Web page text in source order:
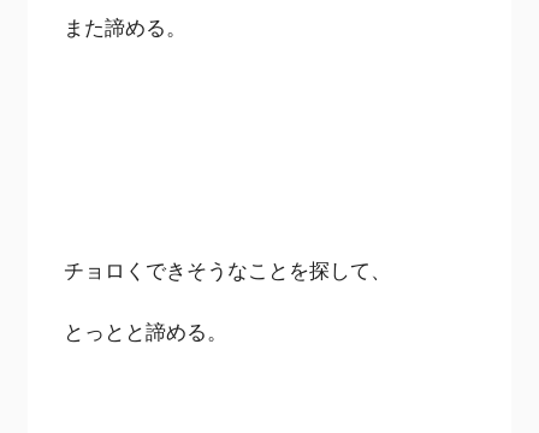
また諦める。
チョロくできそうなことを探して、
とっとと諦める。